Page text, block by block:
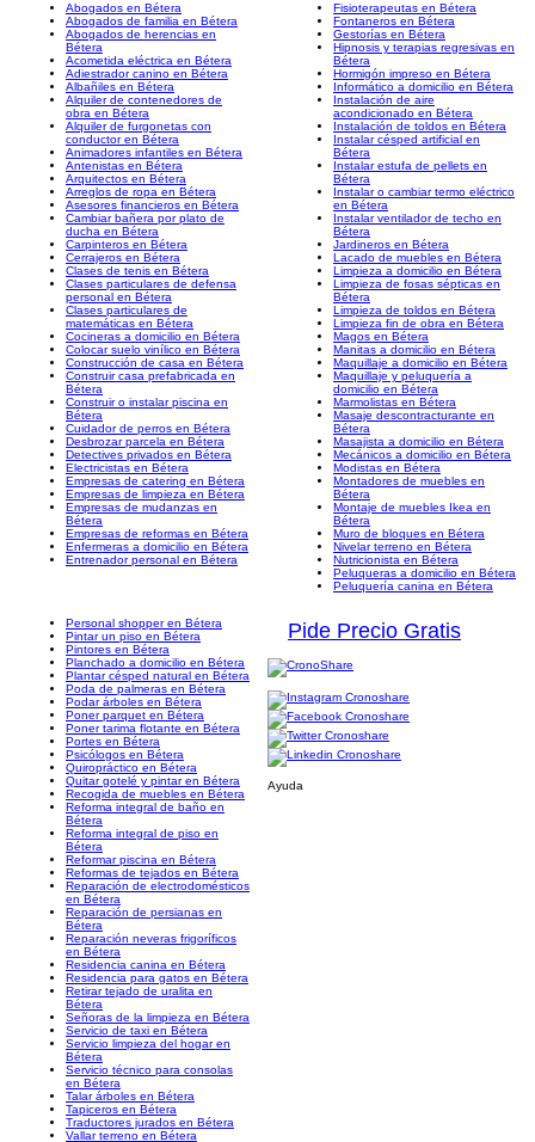
Abogados en Bétera
Abogados de familia en Bétera
Abogados de herencias en
Bétera
Acometida eléctrica en Bétera
Adiestrador canino en Bétera
Albañiles en Bétera
Alquiler de contenedores de
obra en Bétera
Alquiler de furgonetas con
conductor en Bétera
Animadores infantiles en Bétera
Antenistas en Bétera
Arquitectos en Bétera
Arreglos de ropa en Bétera
Asesores financieros en Bétera
Cambiar bañera por plato de
ducha en Bétera
Carpinteros en Bétera
Cerrajeros en Bétera
Clases de tenis en Bétera
Clases particulares de defensa
personal en Bétera
Clases particulares de
matemáticas en Bétera
Cocineras a domicilio en Bétera
Colocar suelo vinílico en Bétera
Construcción de casa en Bétera
Construir casa prefabricada en
Bétera
Construir o instalar piscina en
Bétera
Cuidador de perros en Bétera
Desbrozar parcela en Bétera
Detectives privados en Bétera
Electricistas en Bétera
Empresas de catering en Bétera
Empresas de limpieza en Bétera
Empresas de mudanzas en
Bétera
Empresas de reformas en Bétera
Enfermeras a domicilio en Bétera
Entrenador personal en Bétera
Fisioterapeutas en Bétera
Fontaneros en Bétera
Gestorías en Bétera
Hipnosis y terapias regresivas en
Bétera
Hormigón impreso en Bétera
Informático a domicilio en Bétera
Instalación de aire
acondicionado en Bétera
Instalación de toldos en Bétera
Instalar césped artificial en
Bétera
Instalar estufa de pellets en
Bétera
Instalar o cambiar termo eléctrico
en Bétera
Instalar ventilador de techo en
Bétera
Jardineros en Bétera
Lacado de muebles en Bétera
Limpieza a domicilio en Bétera
Limpieza de fosas sépticas en
Bétera
Limpieza de toldos en Bétera
Limpieza fin de obra en Bétera
Magos en Bétera
Manitas a domicilio en Bétera
Maquillaje a domicilio en Bétera
Maquillaje y peluquería a
domicilio en Bétera
Marmolistas en Bétera
Masaje descontracturante en
Bétera
Masajista a domicilio en Bétera
Mecánicos a domicilio en Bétera
Modistas en Bétera
Montadores de muebles en
Bétera
Montaje de muebles Ikea en
Bétera
Muro de bloques en Bétera
Nivelar terreno en Bétera
Nutricionista en Bétera
Peluqueras a domicilio en Bétera
Peluquería canina en Bétera
Personal shopper en Bétera
Pintar un piso en Bétera
Pintores en Bétera
Planchado a domicilio en Bétera
Plantar césped natural en Bétera
Poda de palmeras en Bétera
Podar árboles en Bétera
Poner parquet en Bétera
Poner tarima flotante en Bétera
Portes en Bétera
Psicólogos en Bétera
Quiropráctico en Bétera
Quitar gotelé y pintar en Bétera
Recogida de muebles en Bétera
Reforma integral de baño en
Bétera
Reforma integral de piso en
Bétera
Reformar piscina en Bétera
Reformas de tejados en Bétera
Reparación de electrodomésticos
en Bétera
Reparación de persianas en
Bétera
Reparación neveras frigoríficos
en Bétera
Residencia canina en Bétera
Residencia para gatos en Bétera
Retirar tejado de uralita en
Bétera
Señoras de la limpieza en Bétera
Servicio de taxi en Bétera
Servicio limpieza del hogar en
Bétera
Servicio técnico para consolas
en Bétera
Talar árboles en Bétera
Tapiceros en Bétera
Traductores jurados en Bétera
Vallar terreno en Bétera
Pide Precio Gratis
Ayuda